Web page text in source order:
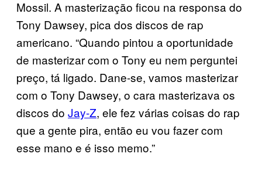
Mossil. A masterização ficou na responsa do
Tony Dawsey, pica dos discos de rap
americano. “Quando pintou a oportunidade
de masterizar com o Tony eu nem perguntei
preço, tá ligado. Dane-se, vamos masterizar
com o Tony Dawsey, o cara masterizava os
discos do Jay-Z, ele fez várias coisas do rap
que a gente pira, então eu vou fazer com
esse mano e é isso memo.”